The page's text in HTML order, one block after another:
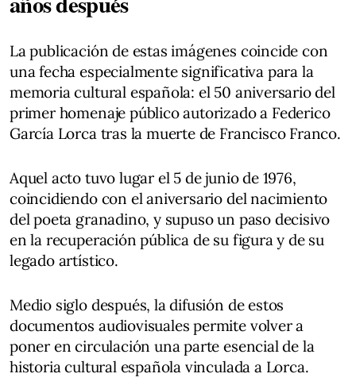
La publicación de estas imágenes coincide con
una fecha especialmente significativa para la
memoria cultural española: el 50 aniversario del
primer homenaje público autorizado a Federico
García Lorca tras la muerte de Francisco Franco.
Aquel acto tuvo lugar el 5 de junio de 1976,
coincidiendo con el aniversario del nacimiento
del poeta granadino, y supuso un paso decisivo
en la recuperación pública de su figura y de su
legado artístico.
Medio siglo después, la difusión de estos
documentos audiovisuales permite volver a
poner en circulación una parte esencial de la
historia cultural española vinculada a Lorca.